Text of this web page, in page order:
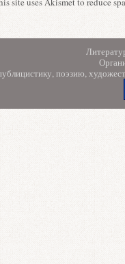
поэзию,